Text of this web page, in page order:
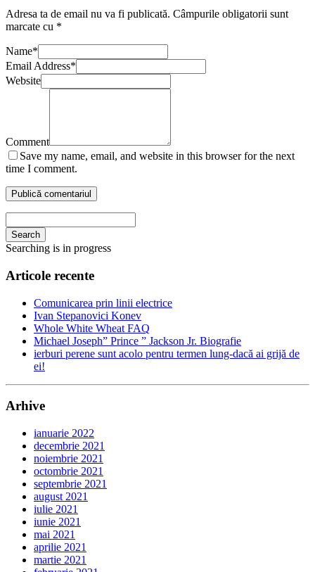
Adresa ta de email nu va fi publicată. Câmpurile obligatorii sunt
marcate cu *
Name*
Email Address*
Website
Comment
Save my name, email, and website in this browser for the next
time I comment.
Search
Searching is in progress
Articole recente
Comunicarea prin linii electrice
Ivan Stepanovici Konev
Whole White Wheat FAQ
Michael Joseph” Prince ” Jackson Jr. Biografie
ierburi perene sunt acolo pentru termen lung-dacă ai grijă de
ei!
Arhive
ianuarie 2022
decembrie 2021
noiembrie 2021
octombrie 2021
septembrie 2021
august 2021
iulie 2021
iunie 2021
mai 2021
aprilie 2021
martie 2021